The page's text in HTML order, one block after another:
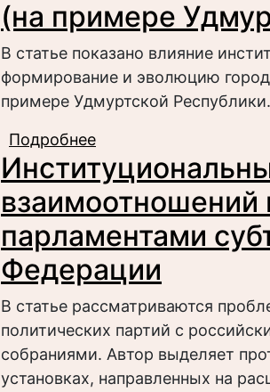
(на примере
В статье показано влияние
формирование и эволюцию
примере Удмуртской Республики.
Подробнее
городских элит (на
взаимоотношений
парламентами
Федерации
В статье рассматриваются
политических партий с
собраниями. Автор выделяет
установках, направленных на